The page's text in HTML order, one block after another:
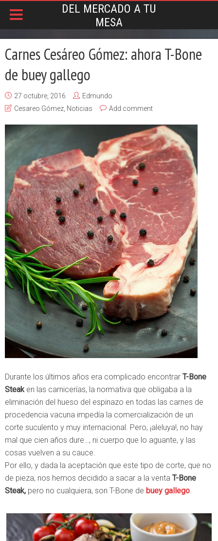
DEL MERCADO A TU
MESA
Carnes Cesáreo Gómez: ahora T-Bone
de buey gallego
27 octubre, 2016
Edmundo
Cesareo Gómez Noticias Add comment
Durante los últimos años era complicado encontrar T-Bone
Steaken las carnicerías, la normativa que obligaba a la
eliminación del hueso del espinazo en todas las carnes de
procedencia vacuna impedía la comercialización de un
corte suculento y muy internacional. Pero, ¡aleluya!, no hay
mal que cien años dure…, ni cuerpo que lo aguante, y las
cosas vuelven a su cauce.
Por ello, y dada la aceptación que este tipo de corte, que no
de pieza, nos hemos decidido a sacar a la venta T-Bone
Steak, pero no cualquiera, son T-Bone de buey gallego.